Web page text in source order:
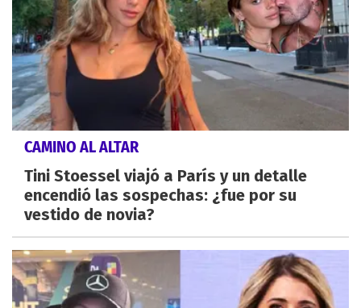
CAMINO AL ALTAR
Tini Stoessel viajó a París y un detalle
encendió las sospechas: ¿fue por su
vestido de novia?